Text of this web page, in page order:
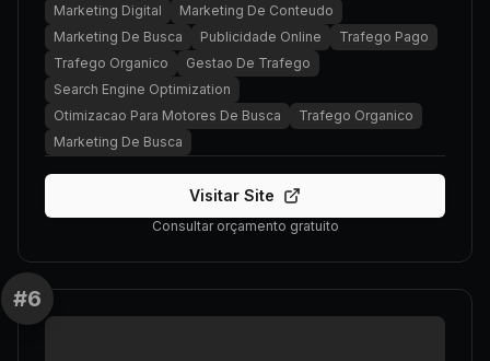
Marketing Digital
Marketing De Conteudo
Marketing De Busca
Publicidade Online
Trafego Pago
Trafego Organico
Gestao De Trafego
Search Engine Optimization
Otimizacao Para Motores De Busca
Trafego Organico
Marketing De Busca
Visitar Site
Consultar orçamento gratuito
#6